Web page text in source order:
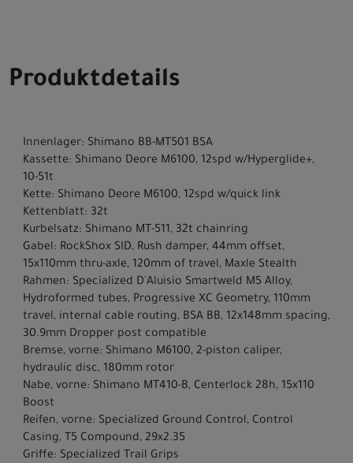
Produktdetails
Innenlager: Shimano BB-MT501 BSA
Kassette: Shimano Deore M6100, 12spd w/Hyperglide+,
10-51t
Kette: Shimano Deore M6100, 12spd w/quick link
Kettenblatt: 32t
Kurbelsatz: Shimano MT-511, 32t chainring
Gabel: RockShox SID, Rush damper, 44mm offset,
15x110mm thru-axle, 120mm of travel, Maxle Stealth
Rahmen: Specialized D'Aluisio Smartweld M5 Alloy,
Hydroformed tubes, Progressive XC Geometry, 110mm
travel, internal cable routing, BSA BB, 12x148mm spacing,
30.9mm Dropper post compatible
Bremse, vorne: Shimano M6100, 2-piston caliper,
hydraulic disc, 180mm rotor
Nabe, vorne: Shimano MT410-B, Centerlock 28h, 15x110
Boost
Reifen, vorne: Specialized Ground Control, Control
Casing, T5 Compound, 29x2.35
Griffe: Specialized Trail Grips